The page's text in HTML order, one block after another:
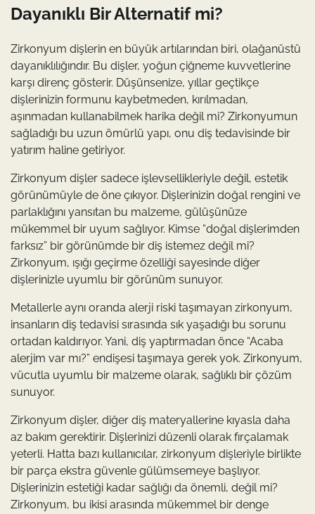
Dayanıklı Bir Alternatif mi?
Zirkonyum dişlerin en büyük artılarından biri, olağanüstü
dayanıklılığındır. Bu dişler, yoğun çiğneme kuvvetlerine
karşı direnç gösterir. Düşünsenize, yıllar geçtikçe
dişlerinizin formunu kaybetmeden, kırılmadan,
aşınmadan kullanabilmek harika değil mi? Zirkonyumun
sağladığı bu uzun ömürlü yapı, onu diş tedavisinde bir
yatırım haline getiriyor.
Zirkonyum dişler sadece işlevsellikleriyle değil, estetik
görünümüyle de öne çıkıyor. Dişlerinizin doğal rengini ve
parlaklığını yansıtan bu malzeme, gülüşünüze
mükemmel bir uyum sağlıyor. Kimse “doğal dişlerimden
farksız” bir görünümde bir diş istemez değil mi?
Zirkonyum, ışığı geçirme özelliği sayesinde diğer
dişlerinizle uyumlu bir görünüm sunuyor.
Metallerle aynı oranda alerji riski taşımayan zirkonyum,
insanların diş tedavisi sırasında sık yaşadığı bu sorunu
ortadan kaldırıyor. Yani, diş yaptırmadan önce “Acaba
alerjim var mı?” endişesi taşımaya gerek yok. Zirkonyum,
vücutla uyumlu bir malzeme olarak, sağlıklı bir çözüm
sunuyor.
Zirkonyum dişler, diğer diş materyallerine kıyasla daha
az bakım gerektirir. Dişlerinizi düzenli olarak fırçalamak
yeterli. Hatta bazı kullanıcılar, zirkonyum dişleriyle birlikte
bir parça ekstra güvenle gülümsemeye başlıyor.
Dişlerinizin estetiği kadar sağlığı da önemli, değil mi?
Zirkonyum, bu ikisi arasında mükemmel bir denge